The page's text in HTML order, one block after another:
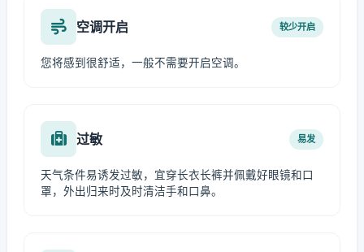
空调开启 较少开启
您将感到很舒适，一般不需要开启空调。
过敏 易发
天气条件易诱发过敏，宜穿长衣长裤并佩戴好眼镜和口
罩，外出归来时及时清洁手和口鼻。